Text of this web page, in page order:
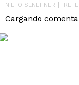
NIETO SENETINER